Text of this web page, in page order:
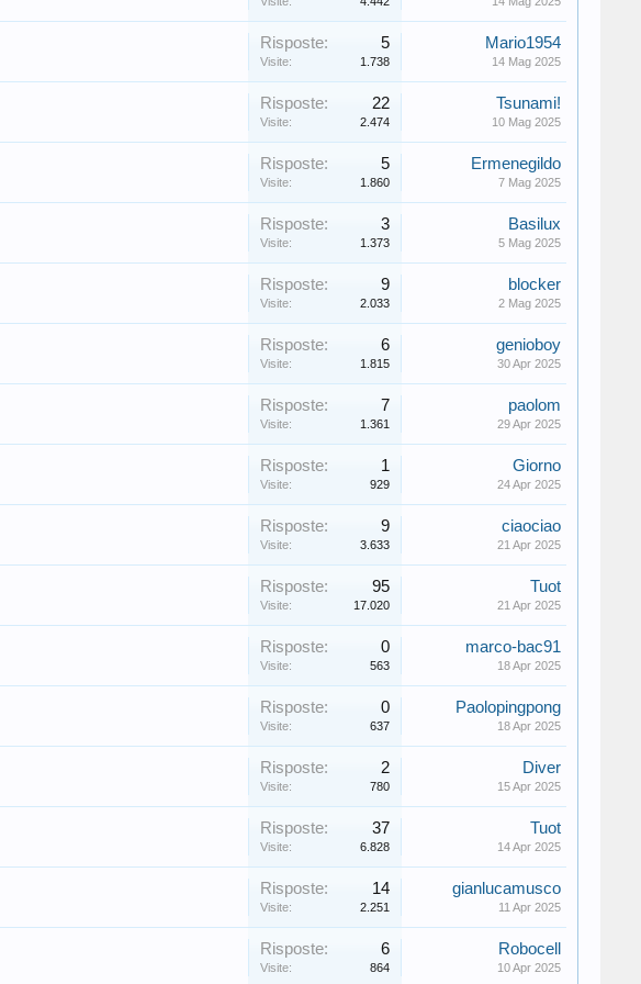
Risposte: 5
Visite: 1.738
Mario1954
14 Mag 2025
Risposte: 22
Visite: 2.474
Tsunami!
10 Mag 2025
Risposte: 5
Visite: 1.860
Ermenegildo
7 Mag 2025
Risposte: 3
Visite: 1.373
Basilux
5 Mag 2025
Risposte: 9
Visite: 2.033
blocker
2 Mag 2025
Risposte: 6
Visite: 1.815
genioboy
30 Apr 2025
Risposte: 7
Visite: 1.361
paolom
29 Apr 2025
Risposte: 1
Visite: 929
Giorno
24 Apr 2025
Risposte: 9
Visite: 3.633
ciaociao
21 Apr 2025
Risposte: 95
Visite: 17.020
Tuot
21 Apr 2025
Risposte: 0
Visite: 563
marco-bac91
18 Apr 2025
Risposte: 0
Visite: 637
Paolopingpong
18 Apr 2025
Risposte: 2
Visite: 780
Diver
15 Apr 2025
Risposte: 37
Visite: 6.828
Tuot
14 Apr 2025
Risposte: 14
Visite: 2.251
gianlucamusco
11 Apr 2025
Risposte: 6
Visite: 864
Robocell
10 Apr 2025